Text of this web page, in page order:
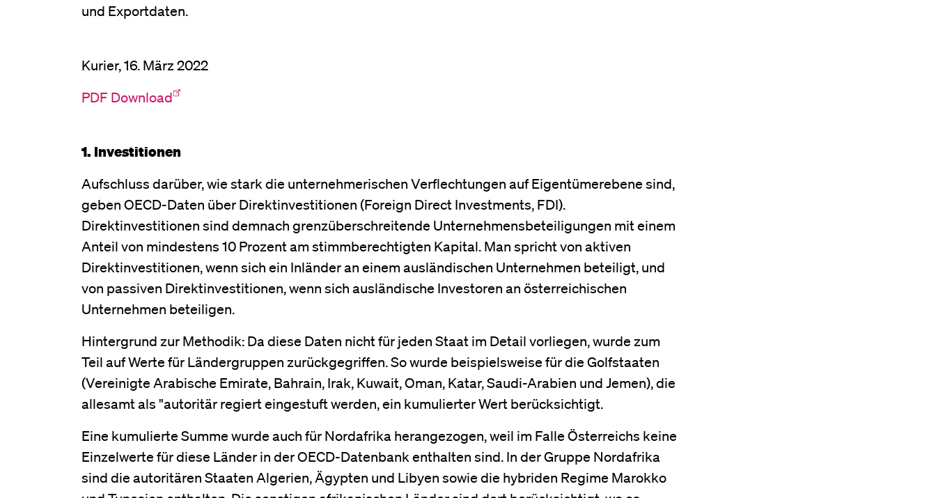
und Exportdaten.
Kurier, 16. März 2022
PDF Download
1. Investitionen
Aufschluss darüber, wie stark die unternehmerischen Verflechtungen auf Eigentümerebene sind,
geben OECD-Daten über Direktinvestitionen (Foreign Direct Investments, FDI).
Direktinvestitionen sind demnach grenzüberschreitende Unternehmensbeteiligungen mit einem
Anteil von mindestens 10 Prozent am stimmberechtigten Kapital. Man spricht von aktiven
Direktinvestitionen, wenn sich ein Inländer an einem ausländischen Unternehmen beteiligt, und
von passiven Direktinvestitionen, wenn sich ausländische Investoren an österreichischen
Unternehmen beteiligen.
Hintergrund zur Methodik: Da diese Daten nicht für jeden Staat im Detail vorliegen, wurde zum
Teil auf Werte für Ländergruppen zurückgegriffen. So wurde beispielsweise für die Golfstaaten
(Vereinigte Arabische Emirate, Bahrain, Irak, Kuwait, Oman, Katar, Saudi-Arabien und Jemen), die
allesamt als "autoritär regiert eingestuft werden, ein kumulierter Wert berücksichtigt.
Eine kumulierte Summe wurde auch für Nordafrika herangezogen, weil im Falle Österreichs keine
Einzelwerte für diese Länder in der OECD-Datenbank enthalten sind. In der Gruppe Nordafrika
sind die autoritären Staaten Algerien, Ägypten und Libyen sowie die hybriden Regime Marokko